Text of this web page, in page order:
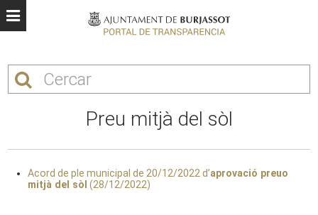
Preu mitjà del sòl
Acord de ple municipal de 20/12/2022 d’aprovació preuo
mitjà del sòl (28/12/2022)